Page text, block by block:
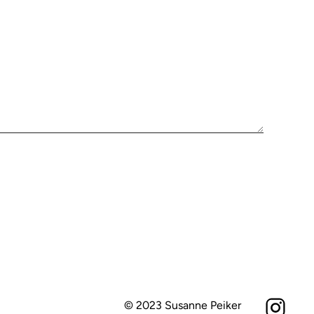
© 2023 Susanne Peiker